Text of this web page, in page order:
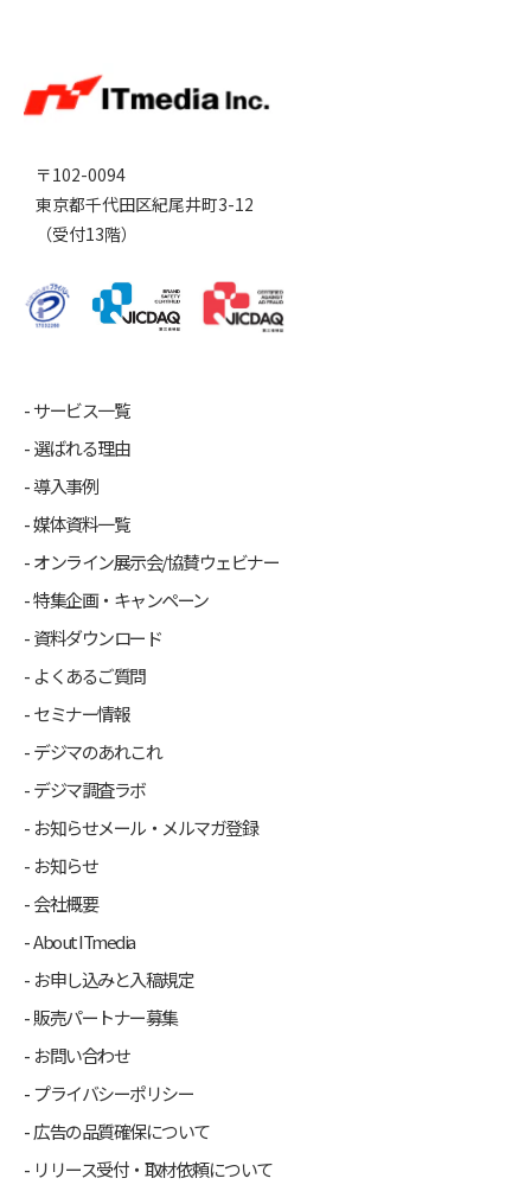
〒102-0094
東京都千代田区紀尾井町3-12
（受付13階）
サービス一覧
選ばれる理由
導入事例
媒体資料一覧
オンライン展示会/協賛ウェビナー
特集企画・キャンペーン
資料ダウンロード
よくあるご質問
セミナー情報
デジマのあれこれ
デジマ調査ラボ
お知らせメール・メルマガ登録
お知らせ
会社概要
About ITmedia
お申し込みと入稿規定
販売パートナー募集
お問い合わせ
プライバシーポリシー
広告の品質確保について
リリース受付・取材依頼について